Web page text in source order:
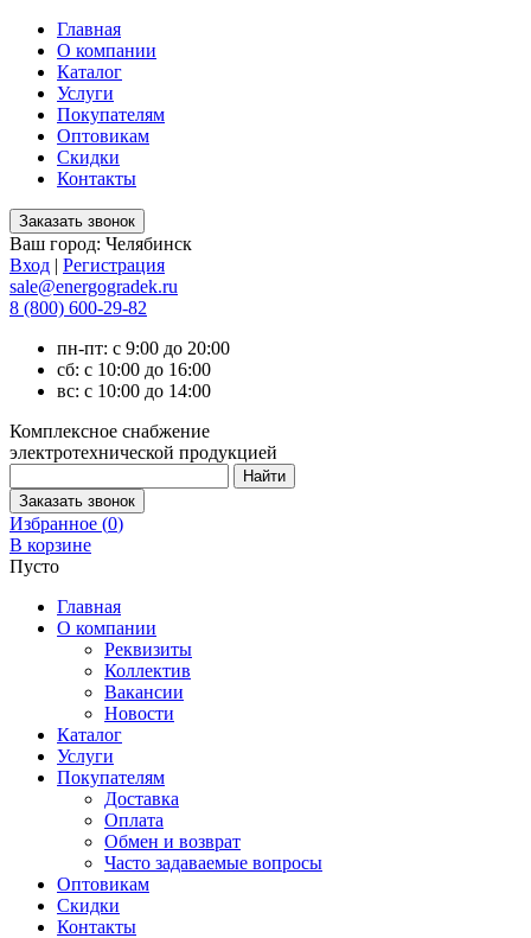
Главная
О компании
Каталог
Услуги
Покупателям
Оптовикам
Скидки
Контакты
Ваш город: Челябинск
Вход | Регистрация
sale@energogradek.ru
8 (800) 600-29-82
пн-пт: с 9:00 до 20:00
сб: с 10:00 до 16:00
вс: с 10:00 до 14:00
Комплексное снабжение
электротехнической продукцией
Избранное (0)
В корзине
Пусто
Главная
О компании
Реквизиты
Коллектив
Вакансии
Новости
Каталог
Услуги
Покупателям
Доставка
Оплата
Обмен и возврат
Часто задаваемые вопросы
Оптовикам
Скидки
Контакты